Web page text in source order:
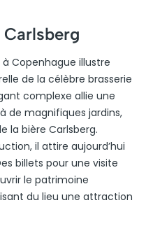
Copenhague illustre
de la célèbre brasserie
complexe allie une
de magnifiques jardins,
la bière Carlsberg.
il attire aujourd’hui
billets pour une visite
le patrimoine
du lieu une attraction